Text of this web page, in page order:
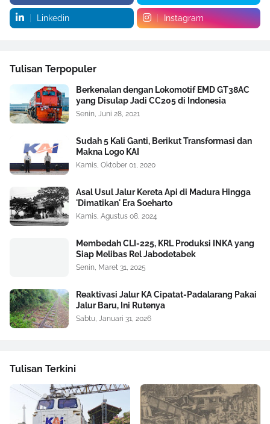
Linkedin Instagram
Tulisan Terpopuler
Berkenalan dengan Lokomotif EMD GT38AC
yang Disulap Jadi CC205 di Indonesia
Senin, Juni 28, 2021
Sudah 5 Kali Ganti, Berikut Transformasi dan
Makna Logo KAI
Kamis, Oktober 01, 2020
Asal Usul Jalur Kereta Api di Madura Hingga
'Dimatikan' Era Soeharto
Kamis, Agustus 08, 2024
Membedah CLI-225, KRL Produksi INKA yang
Siap Melibas Rel Jabodetabek
Senin, Maret 31, 2025
Reaktivasi Jalur KA Cipatat-Padalarang Pakai
Jalur Baru, Ini Rutenya
Sabtu, Januari 31, 2026
Tulisan Terkini